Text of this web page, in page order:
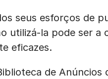
seus esforços de
utilizá-la pode ser a
eficazes.
de Anúncios